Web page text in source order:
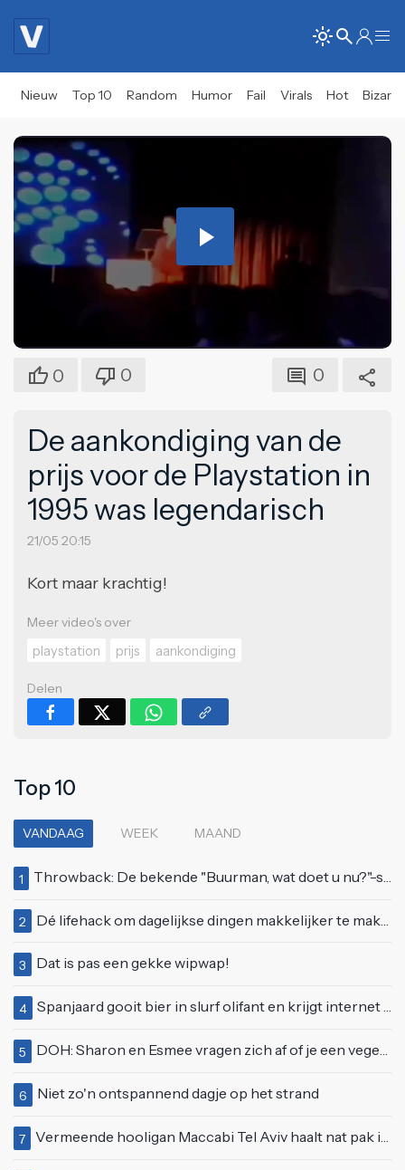
Nieuw Top 10 Random Humor Fail Virals Hot Bizar
Play
Video
0 0 0
De aankondiging van de
prijs voor de Playstation in
1995 was legendarisch
21/05 20:15
Kort maar krachtig!
Meer video's over
playstation
prijs aankondiging
Delen
Top 10
VANDAAG WEEK MAAND
1 Throwback: De bekende "Buurman, wat doet u nu?"-scène uit Flodder met Tatjana Šimić
2 Dé lifehack om dagelijkse dingen makkelijker te maken
3 Dat is pas een gekke wipwap!
4 Spanjaard gooit bier in slurf olifant en krijgt internet over zich heen
5 DOH: Sharon en Esmee vragen zich af of je een vegetariër bent als je kip eet
6 Niet zo'n ontspannend dagje op het strand
7 Vermeende hooligan Maccabi Tel Aviv haalt nat pak in Amsterdamse gracht